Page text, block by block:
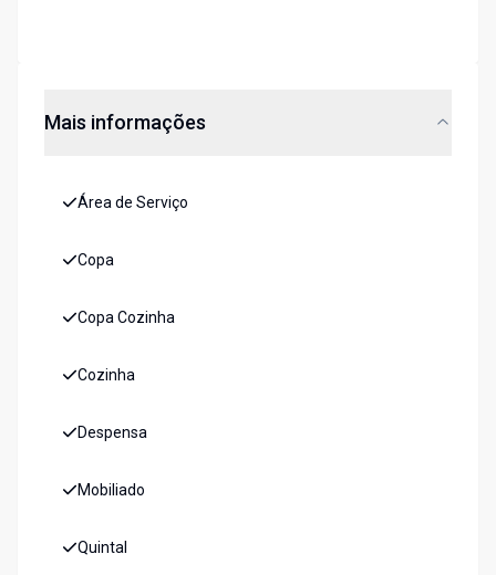
Mais informações
Área de Serviço
Copa
Copa Cozinha
Cozinha
Despensa
Mobiliado
Quintal